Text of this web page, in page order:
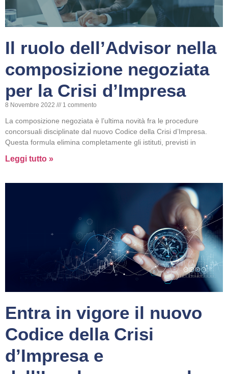
Il ruolo dell’Advisor nella
composizione negoziata
per la Crisi d’Impresa
8 Novembre 2022 1 commento
La composizione negoziata è l’ultima novità fra le procedure
concorsuali disciplinate dal nuovo Codice della Crisi d’Impresa.
Questa formula elimina completamente gli istituti, previsti in
Leggi tutto »
Entra in vigore il nuovo
Codice della Crisi
d’Impresa e